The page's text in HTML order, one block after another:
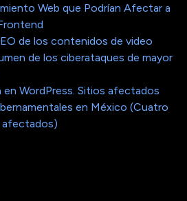
Web que Podrían Afectar a
de los contenidos de video
de los ciberataques de mayor
en WordPress. Sitios afectados
en México (Cuatro
afectados)